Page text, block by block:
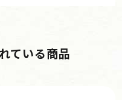
ている商品